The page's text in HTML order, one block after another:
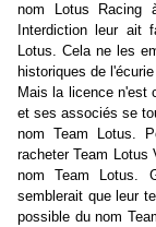
nom Lotus Racing
Interdiction leur ait
Lotus. Cela ne les
historiques de
Mais la licence n'est
et ses associés se
nom Team Lotus.
racheter Team Lotus
nom Team Lotus.
semblerait que leur
possible du nom